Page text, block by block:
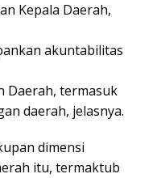
Kepala Daerah,
akuntabilitas
Daerah, termasuk
daerah, jelasnya.
dimensi
itu, termaktub